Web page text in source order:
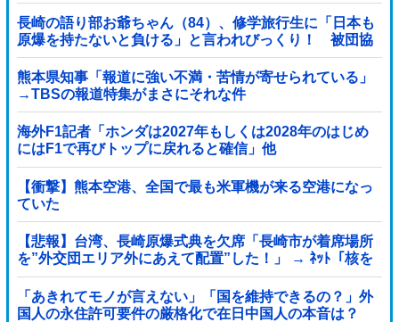
長崎の語り部お爺ちゃん（84）、修学旅行生に「日本も
原爆を持たないと負ける」と言われびっくり！ 被団協
代表（85）も中学生に「核を持たないで日本...
熊本県知事「報道に強い不満・苦情が寄せられている」
→TBSの報道特集がまさにそれな件
海外F1記者「ホンダは2027年もしくは2028年のはじめ
にはF1で再びトップに戻れると確信」他
【衝撃】熊本空港、全国で最も米軍機が来る空港になっ
ていた
【悲報】台湾、長崎原爆式典を欠席「長崎市が着席場所
を”外交団エリア外にあえて配置”した！」 → ﾈｯﾄ「核を
持つ中国に屈指した！」「失礼すぎ」「台湾は筋通し
た！」ｗｗｗｗｗ
「あきれてモノが言えない」「国を維持できるの？」外
国人の永住許可要件の厳格化で在日中国人の本音は？